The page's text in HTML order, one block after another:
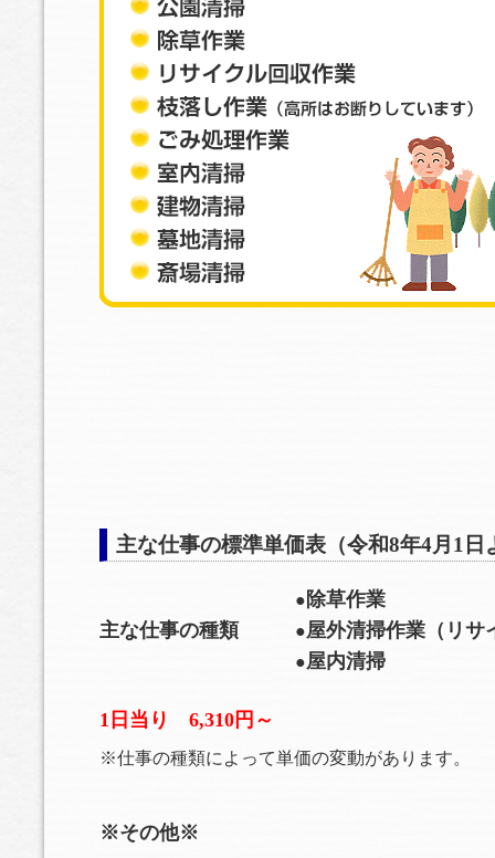
主な仕事の標準単価表（令和8年4月1日
主な仕事の種類
● 除草作業
●屋外清掃作業（リサ
●屋内清掃
1日当り 6,310円～
※仕事の種類によって単価の変動があります。
※その他※